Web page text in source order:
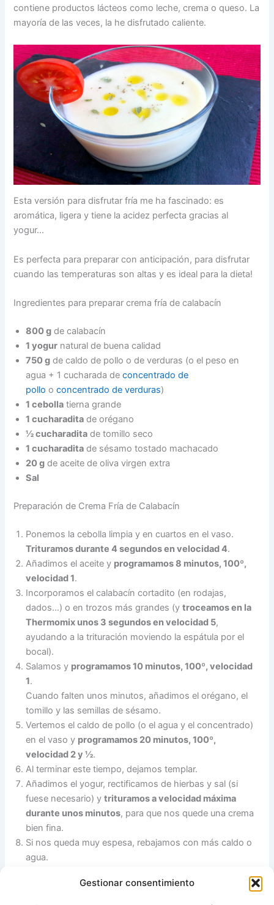
Gestionar consentimiento
contiene productos lácteos como leche, crema o queso. La
mayoría de las veces, la he disfrutado caliente.
Esta versión para disfrutar fría me ha fascinado: es
aromática, ligera y tiene la acidez perfecta gracias al
yogur…
Es perfecta para preparar con anticipación, para disfrutar
cuando las temperaturas son altas y es ideal para la dieta!
Ingredientes para preparar crema fría de calabacín
800 g de calabacín
1 yogur natural de buena calidad
750 g de caldo de pollo o de verduras (o el peso en
agua + 1 cucharada deconcentrado de
pollo oconcentrado de verduras)
1 cebolla tierna grande
1 cucharadita de orégano
½ cucharadita de tomillo seco
1 cucharadita de sésamo tostado machacado
20 g de aceite de oliva virgen extra
Sal
Preparación de Crema Fría de Calabacín
Ponemos la cebolla limpia y en cuartos en el vaso.
Trituramos durante 4 segundos en velocidad 4.
Añadimos el aceite y programamos 8 minutos, 100º,
velocidad 1.
Incorporamos el calabacín cortadito (en rodajas,
dados…) o en trozos más grandes (ytroceamos en la
Thermomix unos 3 segundos en velocidad 5,
ayudando a la trituración moviendo la espátula por el
bocal).
Salamos y programamos 10 minutos, 100º, velocidad
1.
Cuando falten unos minutos, añadimos el orégano, el
tomillo y las semillas de sésamo.
Vertemos el caldo de pollo (o el agua y el concentrado)
en el vaso y programamos 20 minutos, 100º,
velocidad 2 y ½.
Al terminar este tiempo, dejamos templar.
Añadimos el yogur, rectificamos de hierbas y sal (si
fuese necesario) ytrituramos a velocidad máxima
durante unos minutos, para que nos quede una crema
bien fina.
Si nos queda muy espesa, rebajamos con más caldo o
agua.
par de horas, y servimos fría. Aunque está mejor